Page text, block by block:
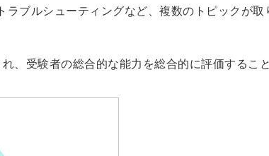
ブルシューティングなど、複数のトピックが取
、受験者の総合的な能力を総合的に評価するこ